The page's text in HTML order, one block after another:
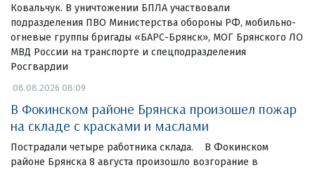
Ковальчук. В уничтожении БПЛА участвовали
подразделения ПВО Министерства обороны РФ, мобильно-
огневые группы бригады «БАРС-Брянск», МОГ Брянского ЛО
МВД России на транспорте и спецподразделения
Росгвардии
08.08.2026 08:09
В Фокинском районе Брянска произошел пожар
на складе с красками и маслами
Пострадали четыре работника склада. В Фокинском
районе Брянска 8 августа произошло возгорание в